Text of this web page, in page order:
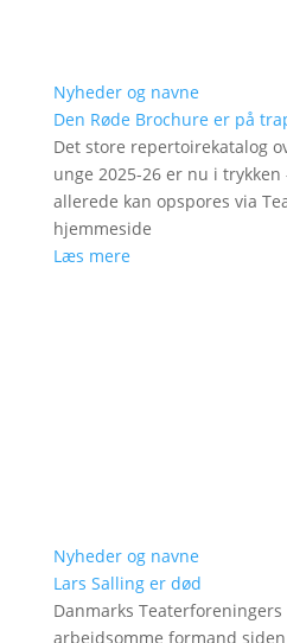
Nyheder og navne
Den Røde Brochure er på
Det store repertoirekatalog
unge 2025-26 er nu i
allerede kan opspores via
hjemmeside
Læs mere
Nyheder og navne
Lars Salling er død
Danmarks
arbejdsomme formand